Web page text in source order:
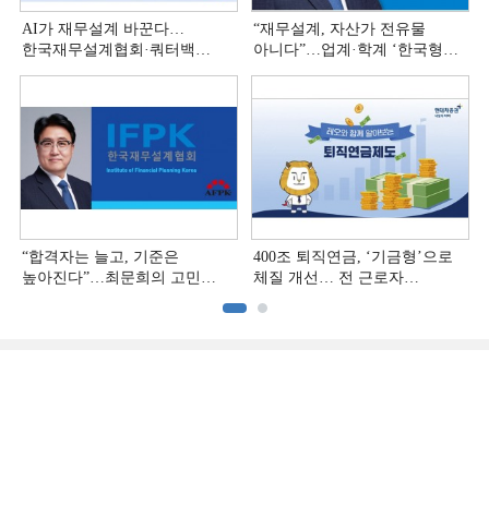
AI가 재무설계 바꾼다…
한국재무설계협회·쿼터백
“재무설계, 자산가 전유물
아니다”…업계·학계 ‘한국형
“합격자는 늘고, 기준은
높아진다”…최문희의 고민
400조 퇴직연금, ‘기금형’으로
체질 개선… 전 근로자